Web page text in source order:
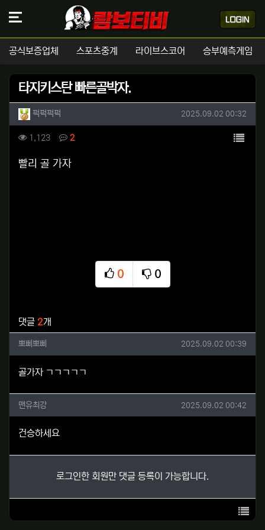
공식보증업체 스포츠중계 라이브스코어 승부예측게임
타지키스탄 빠른골박자.
작성자 정보
퍽퍽퍽퍽 작성일
2025.09.02 00:32
컨텐츠 정보
1,123조회 2댓글 목록
본문
빨리 골 가자
0
추천
0
비추천
댓글 2개
뽀삐뽀삐님의 댓글
뽀삐뽀삐 작성일
2025.09.02 00:39
골가자 ㄱㄱㄱㄱㄱ
맨유최강님의 댓글
맨유최강 작성일
2025.09.02 00:42
건승하세요
로그인한 회원만 댓글 등록이 가능합니다.
목록